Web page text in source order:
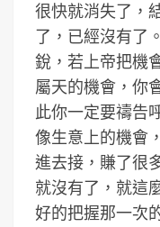
很快就消失了，
了，已經沒有了
銳，若上帝把機
屬天的機會，你
此你一定要禱告
像生意上的機會
進去接，賺了很
就沒有了，就這
好的把握那一次